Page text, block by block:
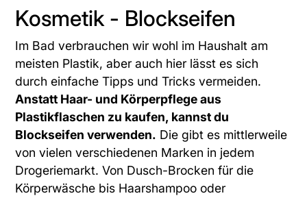
Kosmetik - Blockseifen
Im Bad verbrauchen wir wohl im Haushalt am
meisten Plastik, aber auch hier lässt es sich
durch einfache Tipps und Tricks vermeiden.
Anstatt Haar- und Körperpflege aus
Plastikflaschen zu kaufen, kannst du
Blockseifen verwenden. Die gibt es mittlerweile
von vielen verschiedenen Marken in jedem
Drogeriemarkt. Von Dusch-Brocken für die
Körperwäsche bis Haarshampoo oder